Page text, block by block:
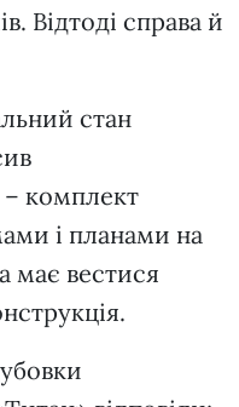
Відтоді справа й
стан
– комплект
і планами на
має вестися